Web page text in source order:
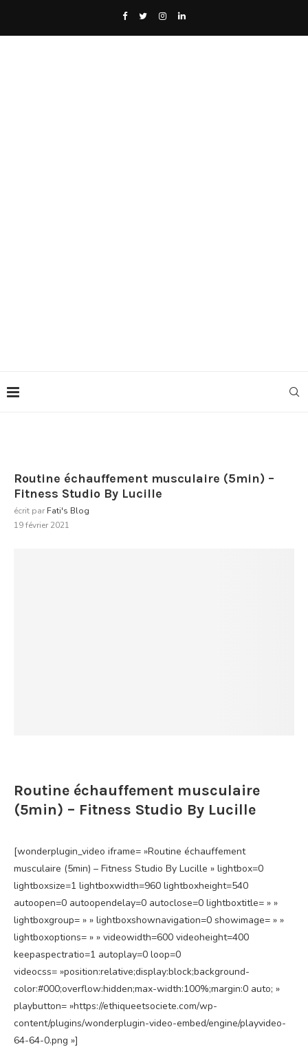
Routine échauffement musculaire (5min) –
Fitness Studio By Lucille
écrit par Fati's Blog
19 février 2021
Routine échauffement musculaire
(5min) – Fitness Studio By Lucille
[wonderplugin_video iframe= »Routine échauffement
musculaire (5min) – Fitness Studio By Lucille » lightbox=0
lightboxsize=1 lightboxwidth=960 lightboxheight=540
autoopen=0 autoopendelay=0 autoclose=0 lightboxtitle= » »
lightboxgroup= » » lightboxshownavigation=0 showimage= » »
lightboxoptions= » » videowidth=600 videoheight=400
keepaspectratio=1 autoplay=0 loop=0
videocss= »position:relative;display:block;background-
color:#000;overflow:hidden;max-width:100%;margin:0 auto; »
playbutton= »https://ethiqueetsociete.com/wp-
content/plugins/wonderplugin-video-embed/engine/playvideo-
64-64-0.png »]